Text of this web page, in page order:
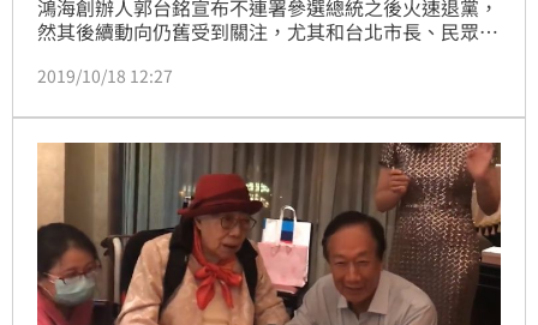
鴻海創辦人郭台銘宣布不連署參選總統之後火速退黨，
然其後續動向仍舊受到關注，尤其和台北市長、民眾黨
能加入民眾黨？台灣民眾黨發起人蔡壁如今（18）日受
台銘有在考慮入黨；蔡璧如更爆料，「郭台銘有說覺得
自己可排在第8或10名」。
2019/10/18 12:27